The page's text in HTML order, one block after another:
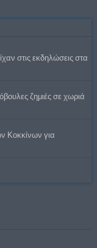
στις εκδηλώσεις στα
ζημιές σε χωριά
Κοκκίνων για